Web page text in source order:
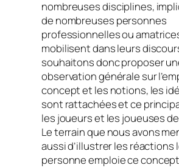
nombreuses disciplines,
de nombreuses personnes
professionnelles ou
mobilisent dans leurs
souhaitons donc proposer
observation générale sur
concept et les notions, les
sont rattachées et ce
les joueurs et les joueuses
Le terrain que nous avons
aussi d’illustrer les réactions
personne emploie ce